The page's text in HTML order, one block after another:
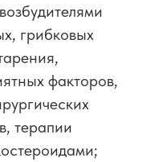
грибковых
факторов,
терапии